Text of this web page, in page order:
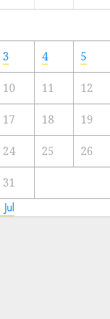
3 4 5
10 11 12
17 18 19
24 25 26
31